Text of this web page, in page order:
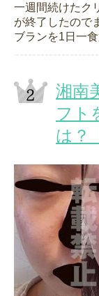
一週間続けたク
が終了したので
ブランを1日一
湘南
フト
は？